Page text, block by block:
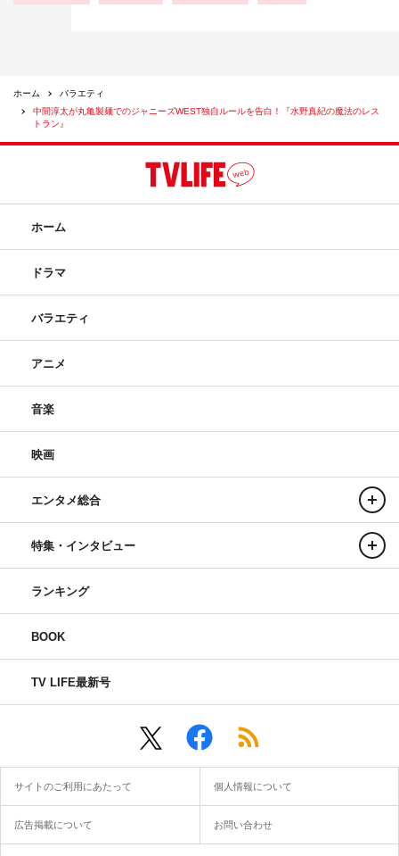
ホーム
バラエティ
中間淳太が丸亀製麺でのジャニーズWEST独自ルールを告白！『水野真紀の魔法のレス
トラン』
ホーム
ドラマ
バラエティ
アニメ
音楽
映画
エンタメ総合
特集・インタビュー
ランキング
BOOK
TV LIFE最新号
サイトのご利用にあたって 個人情報について
広告掲載について お問い合わせ